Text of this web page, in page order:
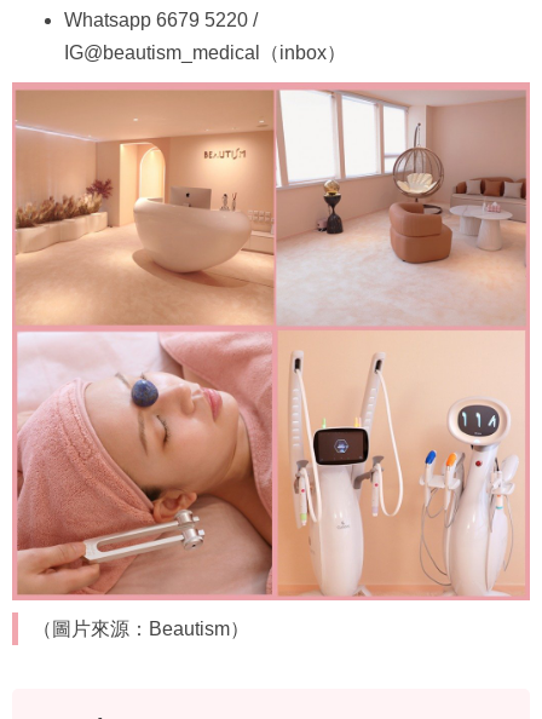
Whatsapp 6679 5220 /
IG@beautism_medical（inbox）
（圖片來源：Beautism）